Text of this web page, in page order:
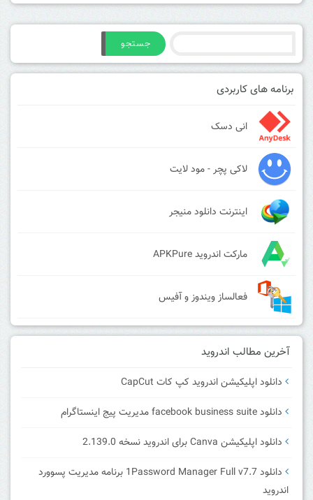
جستجو
برنامه های کاربردی
انی دسک
لاکی پچر - مود لایت
اینترنت دانلود منیجر
مارکت اندروید APKPure
فعالساز ویندوز و آفیس
آخرین مطالب اندروید
دانلود اپلیکیشن اندروید کپ کات CapCut
دانلود facebook business suite مدیریت پیج اینستاگرام
دانلود اپلیکیشن Canva برای اندروید نسخه 2.139.0
دانلود 1Password Manager Full v7.7 برنامه مدیریت پسوورد
اندروید